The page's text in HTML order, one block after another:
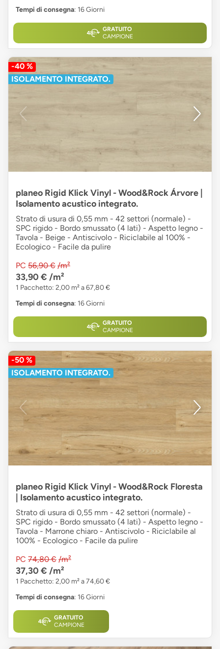
Tempi di consegna: 16 Giorni
GRATUITO
CAMPIONE
-40 %
ISOLAMENTO INTEGRATO.
planeo Rigid Klick Vinyl - Wood&Rock Árvore |
Isolamento acustico integrato.
Strato di usura di 0,55 mm - 42 settori (normale) -
SPC rigido - Bordo smussato (4 lati) - Aspetto legno -
Tavola - Beige - Antiscivolo - Riciclabile al 100% -
Ecologico - Facile da pulire
PC 56,90 € /m²
33,90 € /m²
1 Pacchetto: 2,00 m² a 67,80 €
Tempi di consegna: 16 Giorni
GRATUITO
CAMPIONE
-50 %
ISOLAMENTO INTEGRATO.
planeo Rigid Klick Vinyl - Wood&Rock Floresta
| Isolamento acustico integrato.
Strato di usura di 0,55 mm - 42 settori (normale) -
SPC rigido - Bordo smussato (4 lati) - Aspetto legno -
Tavola - Marrone chiaro - Antiscivolo - Riciclabile al
100% - Ecologico - Facile da pulire
PC 74,80 € /m²
37,30 € /m²
1 Pacchetto: 2,00 m² a 74,60 €
Tempi di consegna: 16 Giorni
GRATUITO
CAMPIONE